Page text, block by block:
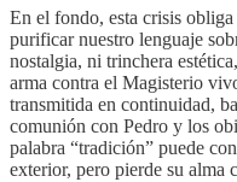
En el fondo, esta crisis
purificar nuestro lenguaje
nostalgia, ni trinchera
arma contra el Magisterio
transmitida en continuidad,
comunión con Pedro y los
palabra “tradición” puede
exterior, pero pierde su alma